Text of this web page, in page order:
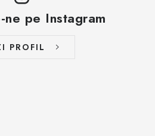
ne pe Instagram
PROFIL